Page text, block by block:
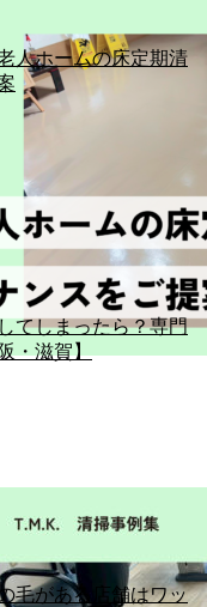
人ホームの床定期清
てしまったら？専門
・滋賀】
毛がある店舗はワッ